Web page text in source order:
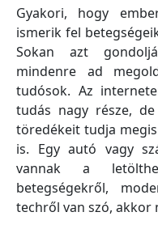
Gyakori, hogy
ismerik fel
Sokan azt
mindenre ad
tudósok. Az
tudás nagy része,
töredékeit tudja
is. Egy autó vagy
vannak a
betegségekről,
techről van szó, akkor